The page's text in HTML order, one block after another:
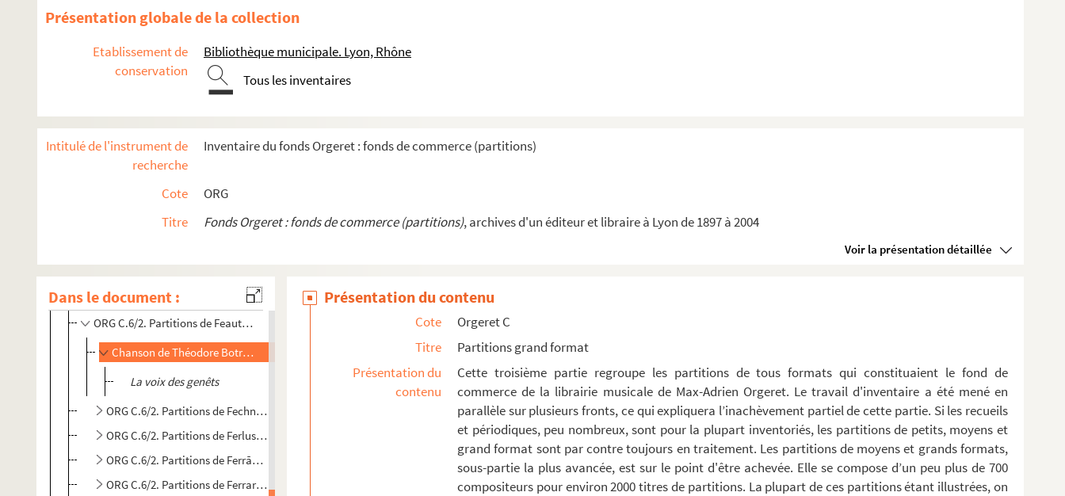
Présentation globale de la collection
Etablissement de
conservation
Bibliothèque municipale. Lyon, Rhône
Tous les inventaires
Intitulé de l'instrument de
recherche
Inventaire du fonds Orgeret : fonds de commerce (partitions)
Cote
ORG
Titre
Fonds Orgeret : fonds de commerce (partitions), archives d'un éditeur et libraire à Lyon de 1897 à 2004
Voir la présentation détaillée
Dans le document :
ORG C.6/1. Partitions de Fabry, Roger de (compositeur)
ORG C.6/1. Partitions de Faissol, Auguste (compositeur)
ORG C.6/1. Partitions de Falcocchio, Eduardo, 1920-.... (compositeur)
ORG C.6/1. Partitions de Fargues, Ch. (compositeur)
ORG C.6/1. Partitions de Fattorini, A. (compositeur)
ORG C.6/1. Partitions de Fauchey, Paul (compositeur)
ORG C.6/1. Partitions de Fauré, Gabriel, 1845-1924 (compositeur)
ORG C.6/1. Partitions de Faure, Louis (compositeur)
ORG C.6/2. Partitions de Favart, E. (compositeur)
ORG C.6/2. Partitions de Feautrier, Eugène 18..-1898 (compositeur)
Chanson de Théodore Botrel. Chansons bretonnes
La voix des genêts
ORG C.6/2. Partitions de Fechner, A. M. (compositeur)
ORG C.6/2. Partitions de Ferlus, Charles (compositeur)
ORG C.6/2. Partitions de Ferrão, Raúl, 1890-1953 (compositeur)
ORG C.6/2. Partitions de Ferrari, Louis, 1910-1988 (compositeur)
Présentation du contenu
Cote
Orgeret C
Titre
Partitions grand format
Présentation du
contenu
Cette troisième partie regroupe les partitions de tous formats qui constituaient le fond de
commerce de la librairie musicale de Max-Adrien Orgeret. Le travail d'inventaire a été mené en
parallèle sur plusieurs fronts, ce qui expliquera l’inachèvement partiel de cette partie. Si les recueils
et périodiques, peu nombreux, sont pour la plupart inventoriés, les partitions de petits, moyens et
grand format sont par contre toujours en traitement. Les partitions de moyens et grands formats,
sous-partie la plus avancée, est sur le point d'être achevée. Elle se compose d’un peu plus de 700
compositeurs pour environ 2000 titres de partitions. La plupart de ces partitions étant illustrées, on